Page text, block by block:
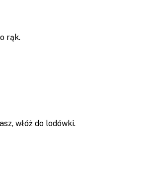
rąk.
włóż do lodówki.